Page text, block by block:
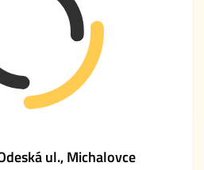
ul., Michalovce